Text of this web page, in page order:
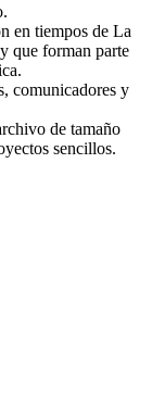
en tiempos de La
que forman parte
comunicadores y
de tamaño
sencillos.